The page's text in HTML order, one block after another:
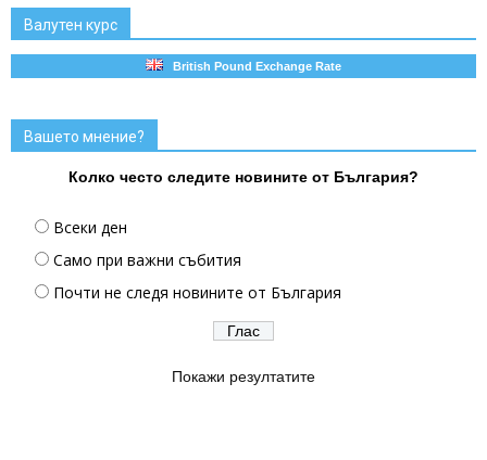
Валутен курс
British Pound Exchange Rate
Вашето мнение?
Колко често следите новините от България?
Всеки ден
Само при важни събития
Почти не следя новините от България
Покажи резултатите